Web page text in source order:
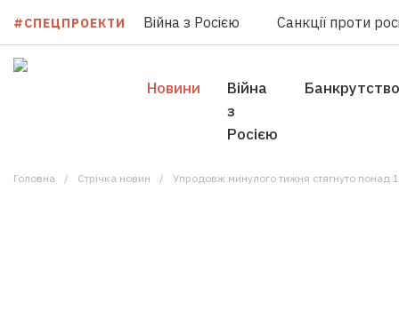
#СПЕЦПРОЕКТИ Війна з Росією Санкції проти
Новини
Війна
з
Росією
Банкрутство
Головна Стрічка новин Упродовж минулого тижня стягнуто понад